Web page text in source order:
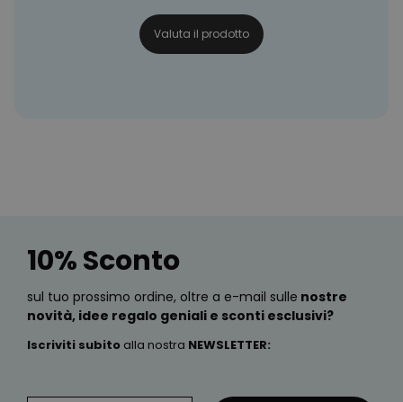
Valuta il prodotto
10% Sconto
sul tuo prossimo ordine, oltre a e-mail sulle nostre
novità, idee regalo geniali e sconti esclusivi?
Iscriviti subito alla nostra NEWSLETTER: